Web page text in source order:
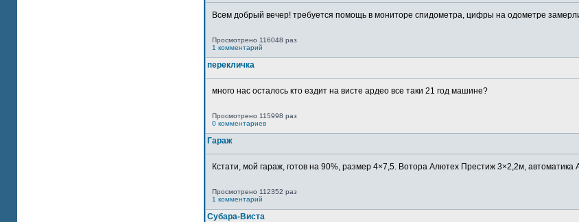
Всем добрый вечер! требуется помощь в мониторе спидометра, цифры на одометре
Просмотрено 116048 раз
1 комментарий
перекличка
много нас осталось кто ездит на висте ардео все таки 21 год машине?
Просмотрено 115998 раз
0 комментариев
Гараж
Кстати, мой гараж, готов на 90%, размер 4×7,5. Вотора Алютех Престиж 3×2,2м,
Просмотрено 112352 раз
1 комментарий
Субара-Виста